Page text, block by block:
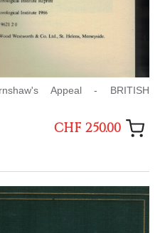
Appeal - BRITISH
CHF 250.00